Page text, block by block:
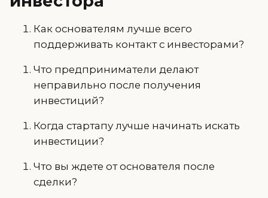
Как основателям лучше всего
поддерживать контакт с инвесторами?
Что предприниматели делают
неправильно после получения
инвестиций?
Когда стартапу лучше начинать искать
инвестиции?
Что вы ждете от основателя после
сделки?